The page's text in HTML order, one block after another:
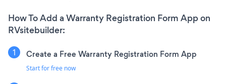
How To Add a Warranty Registration Form App on
RVsitebuilder:
Create a Free Warranty Registration Form App
Start for free now